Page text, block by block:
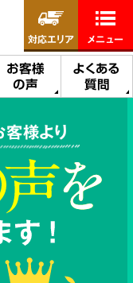
お客様
の声
よくある
質問
対応エリア メニュー
様より